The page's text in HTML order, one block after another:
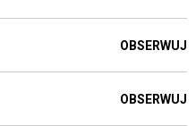
OBSERWUJ
OBSERWUJ